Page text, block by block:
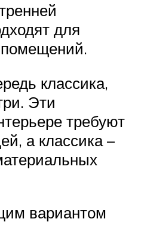
для
классика,
Эти
требуют
а классика –
вариантом